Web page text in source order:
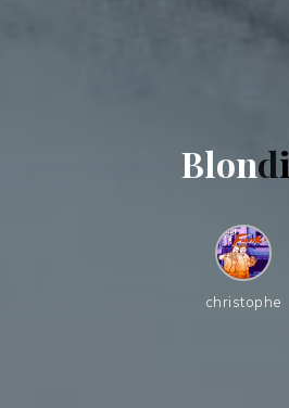
Blondi
christophe